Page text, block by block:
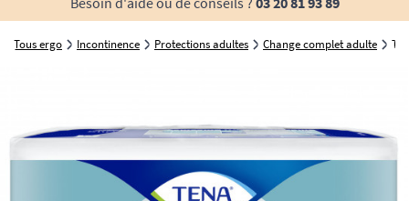
Tous ergo Incontinence Protections adultes Change complet adulte